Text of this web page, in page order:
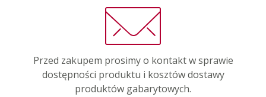
Przed zakupem prosimy o kontakt w sprawie
dostępności produktu i kosztów dostawy
produktów gabarytowych.